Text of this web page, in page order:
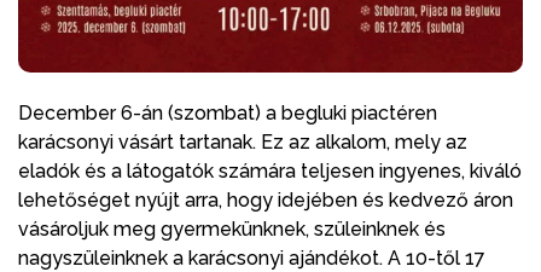
December 6-án (szombat) a begluki piactéren
karácsonyi vásárt tartanak. Ez az alkalom, mely az
eladók és a látogatók számára teljesen ingyenes, kiváló
lehetőséget nyújt arra, hogy idejében és kedvező áron
vásároljuk meg gyermekünknek, szüleinknek és
nagyszüleinknek a karácsonyi ajándékot. A 10-től 17